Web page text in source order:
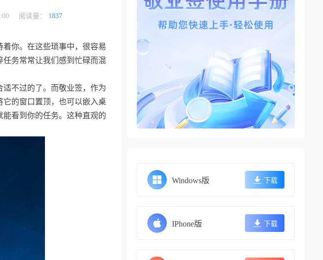
阅读量： 1837
你。在这些琐事中，很容易
务常常让我们感到忙碌而混
不过的了。而敬业签，作为
它的窗口置顶，也可以嵌入桌
看到你的任务。这种直观的
Windows版 下载
IPhone版 下载